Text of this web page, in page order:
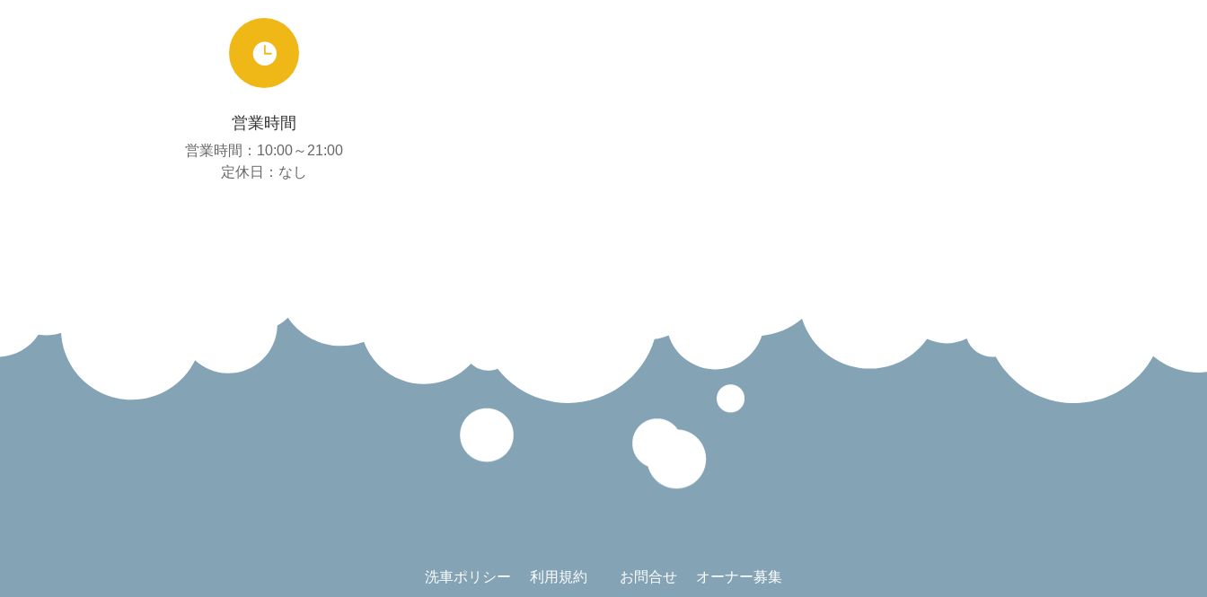

営業時間
営業時間：10:00～21:00
定休日：なし
洗車ポリシー 利用規約 お問合せ オーナー募集